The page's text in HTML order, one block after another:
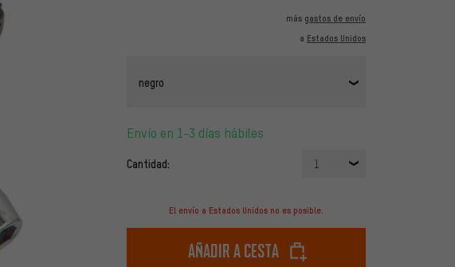
más gastos de envío
a Estados Unidos
negro
Envío en 1-3 días hábiles
Cantidad: 1
El envío a Estados Unidos no es posible.
Añadir a cesta